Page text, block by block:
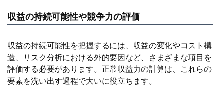
収益の持続可能性や競争力の評価
収益の持続可能性を把握するには、収益の変化やコスト構
造、リスク分析における外的要因など、さまざまな項目を
評価する必要があります。正常収益力の計算は、これらの
要素を洗い出す過程で大いに役立ちます。